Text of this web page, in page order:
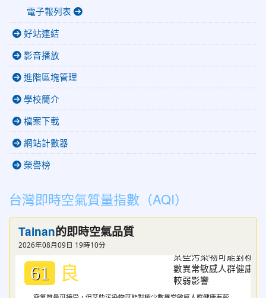
電子報列表
好站連結
影音播放
進階區塊管理
學校簡介
檔案下載
網站計數器
榮譽榜
台灣即時空氣質量指數（AQI）
Tainan的即時空氣品質
2026年08月09日 19時10分
61 良